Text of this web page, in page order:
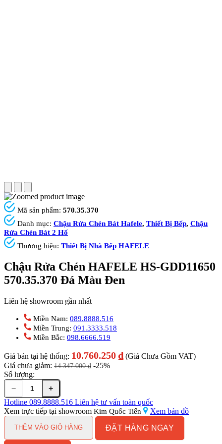
Mã sản phẩm: 570.35.370
Danh mục: Chậu Rửa Chén Bát Hafele, Thiết Bị Bếp, Chậu
Rửa Chén Bát 2 Hố
Thương hiệu: Thiết Bị Nhà Bếp HAFELE
Chậu Rửa Chén HAFELE HS-GDD11650
570.35.370 Đá Màu Đen
Liên hệ showroom gần nhất
Miền Nam: 089.8888.516
Miền Trung: 091.3333.518
Miền Bắc: 098.6666.519
Giá bán tại hệ thống: 10.760.250 ₫ (Giá Chưa Gồm VAT)
Giá chưa giảm: 14.347.000₫ -25%
Số lượng:
Rửa
Chén
HAFELE
HS-
GDD11650
−
+
Hotline 089.8888.516 Liên hệ tư vấn toàn quốc
Xem trực tiếp tại showroom Kim Quốc Tiến Xem bản đồ
THÊM VÀO GIỎ HÀNG ĐẶT HÀNG NGAY